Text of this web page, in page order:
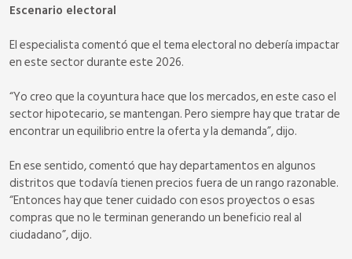
Escenario electoral
El especialista comentó que el tema electoral no debería impactar
en este sector durante este 2026.
“Yo creo que la coyuntura hace que los mercados, en este caso el
sector hipotecario, se mantengan. Pero siempre hay que tratar de
encontrar un equilibrio entre la oferta y la demanda”, dijo.
En ese sentido, comentó que hay departamentos en algunos
distritos que todavía tienen precios fuera de un rango razonable.
“Entonces hay que tener cuidado con esos proyectos o esas
compras que no le terminan generando un beneficio real al
ciudadano”, dijo.